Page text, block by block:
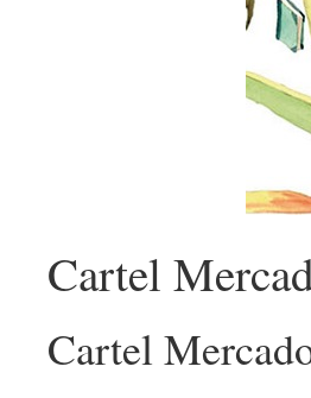
Cartel
Cartel